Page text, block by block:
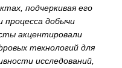
подчеркивая его
процесса добычи
акцентировали
технологий для
исследований,